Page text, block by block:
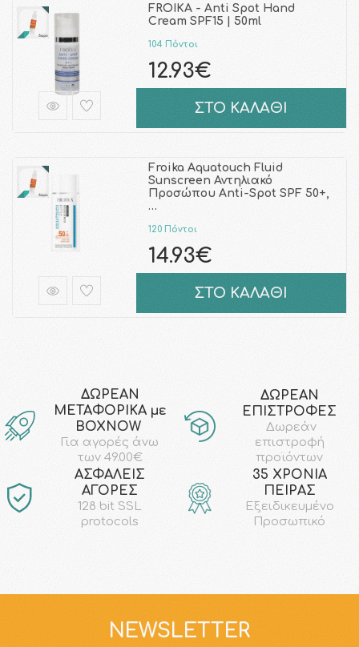
FROIKA - Anti Spot Hand
Cream SPF15 | 50ml
104 Πόντοι
12.93€
ΣΤΟ ΚΑΛΑΘΙ
Froika Aquatouch Fluid
Sunscreen Αντηλιακό
Προσώπου Anti-Spot SPF 50+,
…
120 Πόντοι
14.93€
ΣΤΟ ΚΑΛΑΘΙ
ΔΩΡΕΑΝ
ΜΕΤΑΦΟΡΙΚΑ με
ΒΟΧΝΟW
Για αγορές άνω
των 49.00€
ΔΩΡΕΑΝ
ΕΠΙΣΤΡΟΦΕΣ
Δωρεάν
επιστροφή
προϊόντων
AΣΦΑΛΕΙΣ
ΑΓΟΡΕΣ
128 bit SSL
protocols
35 ΧΡΟΝΙΑ
ΠΕΙΡΑΣ
Εξειδικευμένο
Προσωπικό
NEWSLETTER